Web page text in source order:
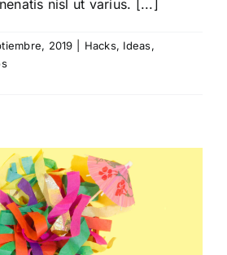
nisl ut varius. [...]
2019 Hacks, Ideas,